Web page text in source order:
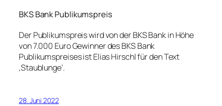
BKS Bank Publikumspreis
Der Publikumspreis wird von der BKS Bank in Höhe
von 7.000 Euro Gewinner des BKS Bank
Publikumspreises ist Elias Hirschl für den Text
‚Staublunge‘.
28. Juni 2022